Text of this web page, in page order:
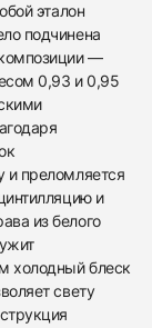
эталон
подчинена
—
0,93 и 0,95
и преломляется
и
из белого
холодный блеск
свету